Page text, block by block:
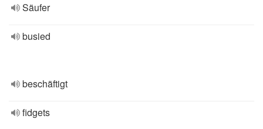
Säufer
busied
beschäftigt
fidgets